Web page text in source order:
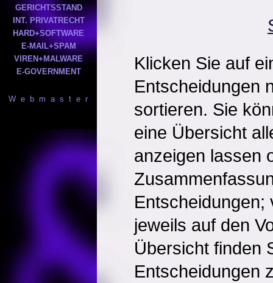
GERICHTSSTAND
INT. PRIVATRECHT
HARD+SOFTWARE
E-MAIL+SPAM
VIREN+MALWARE
E-GOVERNMENT
W e b m a s t e r
Klicken Sie auf
Entscheidungen
sortieren. Sie
eine Übersicht
anzeigen lassen
Entscheidungen;
jeweils auf den
Übersicht finden
Entscheidungen